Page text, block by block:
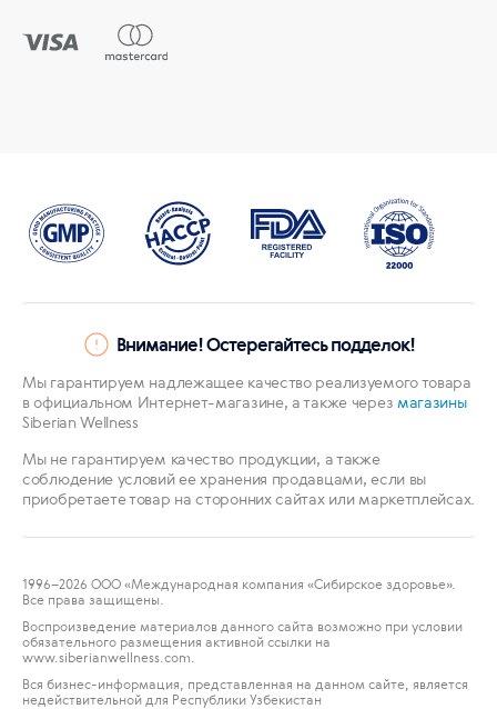
Внимание! Остерегайтесь подделок!
Мы гарантируем надлежащее качество реализуемого товара
в официальном Интернет-магазине, а также через магазины
Siberian Wellness
Мы не гарантируем качество продукции, а также
соблюдение условий ее хранения продавцами, если вы
приобретаете товар на сторонних сайтах или маркетплейсах.
1996–2026 ООО «Международная компания «Сибирское здоровье».
Все права защищены.
Воспроизведение материалов данного сайта возможно при условии
обязательного размещения активной ссылки на
www.siberianwellness.com.
Вся бизнес-информация, представленная на данном сайте, является
недействительной для Республики Узбекистан